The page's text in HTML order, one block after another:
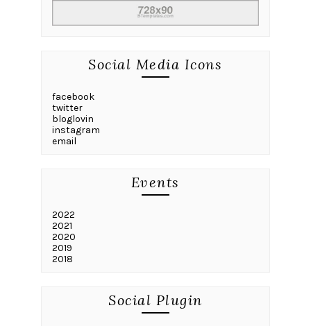
Social Media Icons
facebook
twitter
bloglovin
instagram
email
Events
2022
2021
2020
2019
2018
Social Plugin